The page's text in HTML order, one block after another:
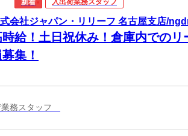
新着 入出荷業務スタッフ
会社ジャパン・リリーフ 名古屋支店/
時給！土日祝休み！倉庫内でのリ
募集！
業務スタッフ